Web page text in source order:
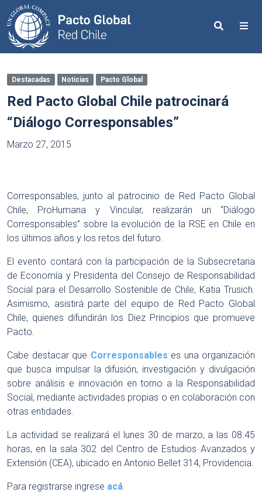
Search
Destacadas Noticias Pacto Global
Red Pacto Global Chile patrocinará
“Diálogo Corresponsables”
Marzo 27, 2015
Corresponsables, junto al patrocinio de Red Pacto Global
Chile, ProHumana y Vincular, realizarán un “Diálogo
Corresponsables” sobre la evolución de la RSE en Chile en
los últimos años y los retos del futuro.
El evento contará con la participación de la Subsecretaria
de Economía y Presidenta del Consejo de Responsabilidad
Social para el Desarrollo Sostenible de Chile, Katia Trusich.
Asimismo, asistirá parte del equipo de Red Pacto Global
Chile, quienes difundirán los Diez Principios que promueve
Pacto.
Cabe destacar que Corresponsables es una organización
que busca impulsar la difusión, investigación y divulgación
sobre análisis e innovación en torno a la Responsabilidad
Social, mediante actividades propias o en colaboración con
otras entidades.
La actividad se realizará el lunes 30 de marzo, a las 08.45
horas, en la sala 302 del Centro de Estudios Avanzados y
Extensión (CEA), ubicado en Antonio Bellet 314, Providencia.
Para registrarse ingrese acá.